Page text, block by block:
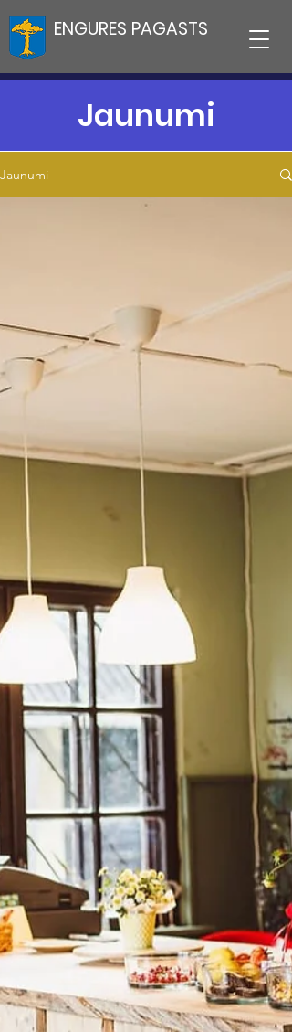
ENGURES PAGASTS
Jaunumi
Jaunumi